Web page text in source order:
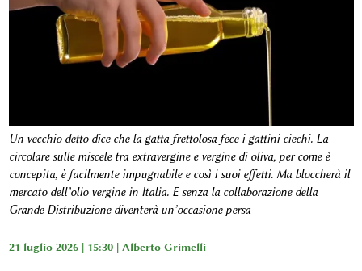
Un vecchio detto dice che la gatta frettolosa fece i gattini ciechi. La
circolare sulle miscele tra extravergine e vergine di oliva, per come è
concepita, è facilmente impugnabile e così i suoi effetti. Ma bloccherà il
mercato dell’olio vergine in Italia. E senza la collaborazione della
Grande Distribuzione diventerà un’occasione persa
21 luglio 2026 | 15:30 | Alberto Grimelli